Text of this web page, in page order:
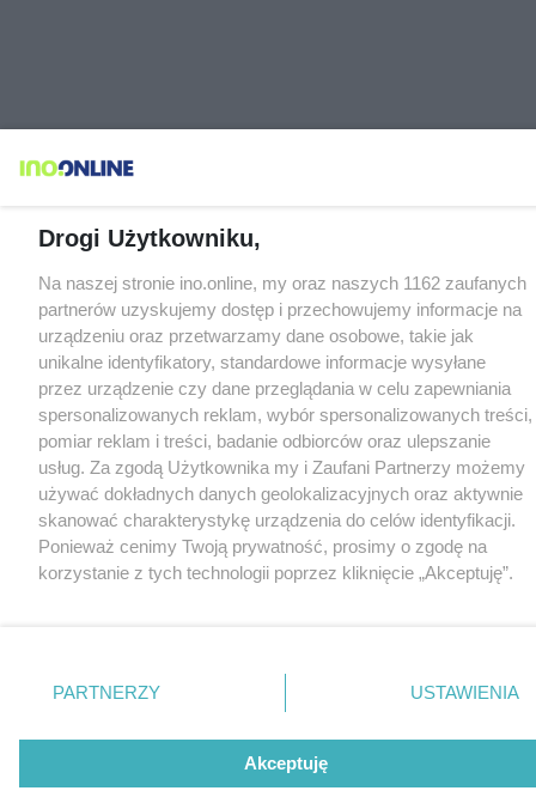
Drogi Użytkowniku,
Na naszej stronie ino.online, my oraz naszych 1162 zaufanych
partnerów uzyskujemy dostęp i przechowujemy informacje na
urządzeniu oraz przetwarzamy dane osobowe, takie jak
unikalne identyfikatory, standardowe informacje wysyłane
przez urządzenie czy dane przeglądania w celu zapewniania
spersonalizowanych reklam, wybór spersonalizowanych treści,
pomiar reklam i treści, badanie odbiorców oraz ulepszanie
usług. Za zgodą Użytkownika my i Zaufani Partnerzy możemy
używać dokładnych danych geolokalizacyjnych oraz aktywnie
skanować charakterystykę urządzenia do celów identyfikacji.
Ponieważ cenimy Twoją prywatność, prosimy o zgodę na
korzystanie z tych technologii poprzez kliknięcie „Akceptuję”.
nie wymagają zgody użytkownika, ale masz prawo sprzeciwić
się takiemu przetwarzaniu. Preferencje będą miały
Zapoznaj się z poniższymi informacjami, abyś mógł świadomie
PARTNERZY USTAWIENIA
Akceptuję